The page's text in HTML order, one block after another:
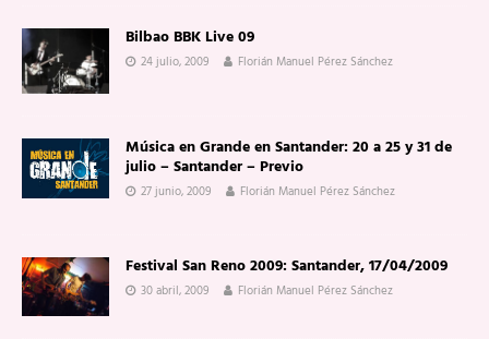
Bilbao BBK Live 09
24 julio, 2009 Florián Manuel Pérez Sánchez
Música en Grande en Santander: 20 a 25 y 31 de
julio – Santander – Previo
27 junio, 2009 Florián Manuel Pérez Sánchez
Festival San Reno 2009: Santander, 17/04/2009
30 abril, 2009 Florián Manuel Pérez Sánchez